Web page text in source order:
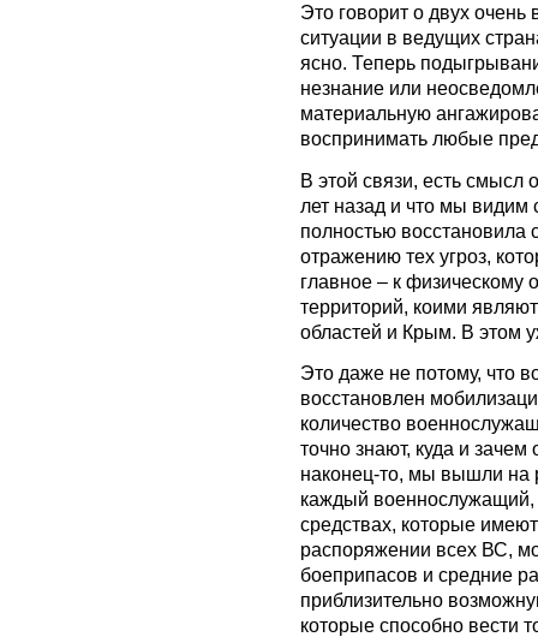
Это говорит о двух
ситуации в ведущих
ясно. Теперь
незнание или
материальную
воспринимать любые
В этой связи, есть смысл
лет назад и что мы
полностью восстановила
отражению тех угроз,
главное – к
территорий, коими
областей и Крым. В этом
Это даже не потому, что
восстановлен
количество
точно знают, куда и
наконец-то, мы вышли на
каждый
средствах, которые
распоряжении всех ВС,
боеприпасов и средние
приблизительно
которые способно вести